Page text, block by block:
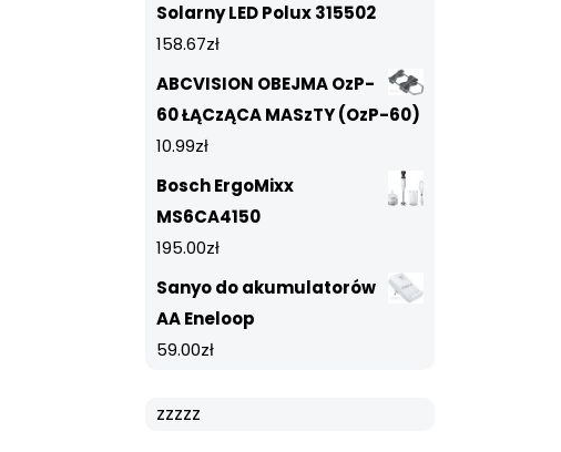
Solarny LED Polux 315502
158.67zł
ABCVISION OBEJMA OzP-
60 ŁĄCzĄCA MASzTY (OzP-60)
10.99zł
Bosch ErgoMixx
MS6CA4150
195.00zł
Sanyo do akumulatorów
AA Eneloop
59.00zł
zzzzz